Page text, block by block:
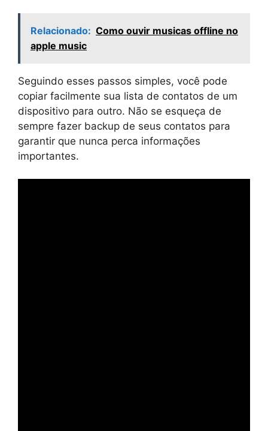
Relacionado: Como ouvir musicas offline no
apple music
Seguindo esses passos simples, você pode
copiar facilmente sua lista de contatos de um
dispositivo para outro. Não se esqueça de
sempre fazer backup de seus contatos para
garantir que nunca perca informações
importantes.